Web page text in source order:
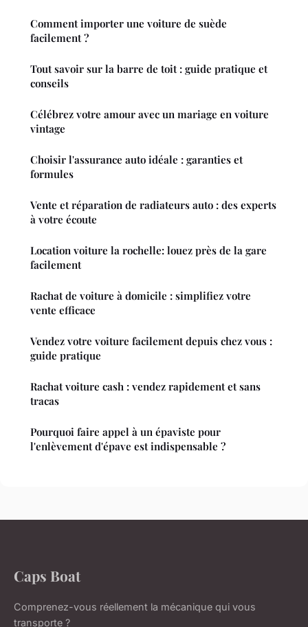
Comment importer une voiture de suède
facilement ?
Tout savoir sur la barre de toit : guide pratique et
conseils
Célébrez votre amour avec un mariage en voiture
vintage
Choisir l'assurance auto idéale : garanties et
formules
Vente et réparation de radiateurs auto : des experts
à votre écoute
Location voiture la rochelle: louez près de la gare
facilement
Rachat de voiture à domicile : simplifiez votre
vente efficace
Vendez votre voiture facilement depuis chez vous :
guide pratique
Rachat voiture cash : vendez rapidement et sans
tracas
Pourquoi faire appel à un épaviste pour
l'enlèvement d'épave est indispensable ?
Caps Boat
Comprenez-vous réellement la mécanique qui vous
transporte ?